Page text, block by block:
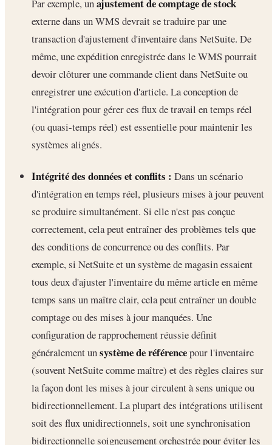
Par exemple, unajustement de comptage de stock
externe dans un WMS devrait se traduire par une
transaction d'ajustement d'inventaire dans NetSuite. De
même, une expédition enregistrée dans le WMS pourrait
devoir clôturer une commande client dans NetSuite ou
enregistrer une exécution d'article. La conception de
l'intégration pour gérer ces flux de travail en temps réel
(ou quasi-temps réel) est essentielle pour maintenir les
systèmes alignés.
Intégrité des données et conflits : Dans un scénario
d'intégration en temps réel, plusieurs mises à jour peuvent
se produire simultanément. Si elle n'est pas conçue
correctement, cela peut entraîner des problèmes tels que
des conditions de concurrence ou des conflits. Par
exemple, si NetSuite et un système de magasin essaient
tous deux d'ajuster l'inventaire du même article en même
temps sans un maître clair, cela peut entraîner un double
comptage ou des mises à jour manquées. Une
configuration de rapprochement réussie définit
généralement unsystème de référencepour l'inventaire
(souvent NetSuite comme maître) et des règles claires sur
la façon dont les mises à jour circulent à sens unique ou
bidirectionnellement. La plupart des intégrations utilisent
soit des flux unidirectionnels, soit une synchronisation
bidirectionnelle soigneusement orchestrée pour éviter les